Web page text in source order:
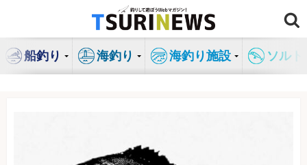
ン
船釣り 海釣り 海釣り施設 ソル